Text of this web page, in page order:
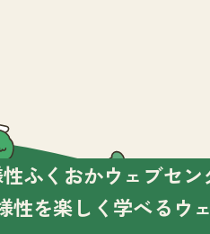
ふくおかウェブセン
性を楽しく学べる ウ